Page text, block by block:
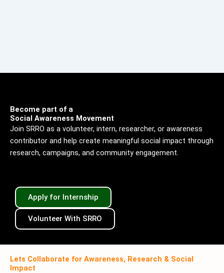
Become part of a
Social Awareness Movement
Join SRRO as a volunteer, intern, researcher, or awareness
contributor and help create meaningful social impact through
research, campaigns, and community engagement.
Apply for Internship
Volunteer With SRRO
Lets Collaborate for Awareness, Research & Social
Impact